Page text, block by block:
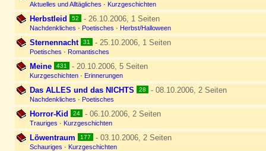
Aktuelles und Alltägliches · Kurzgeschichten
Herbstleid 52 - 26.10.2006, 1 Seiten
Nachdenkliches · Poetisches · Herbst/Halloween
Sternennacht 31 - 25.10.2006, 1 Seiten
Poetisches · Romantisches
Meine 431 - 20.10.2006, 5 Seiten
Kurzgeschichten · Erinnerungen
Das ALLES und das NICHTS 28 - 08.10.2006, 2 Seiten
Nachdenkliches · Poetisches
Horror-Kid 24 - 06.10.2006, 2 Seiten
Trauriges · Kurzgeschichten
Löwentraum 177 - 03.10.2006, 2 Seiten
Schauriges · Kurzgeschichten